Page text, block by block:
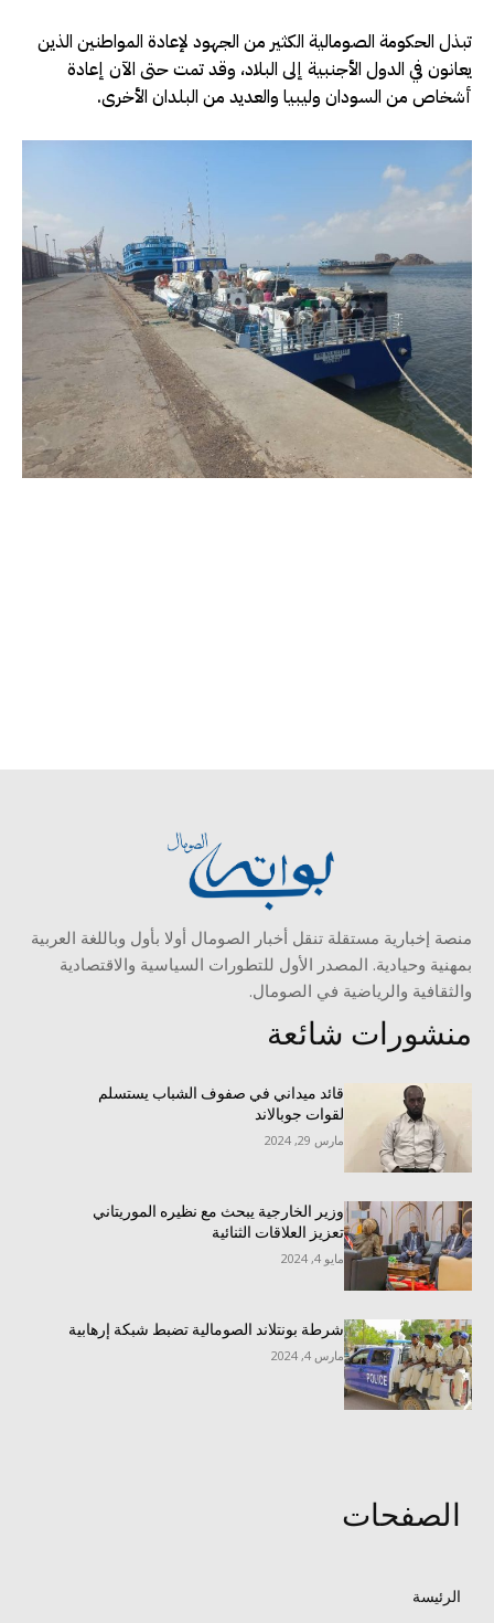
تبذل الحكومة الصومالية الكثير من الجهود لإعادة المواطنين الذين
يعانون في الدول الأجنبية إلى البلاد، وقد تمت حتى الآن إعادة
أشخاص من السودان وليبيا والعديد من البلدان الأخرى.
منصة إخبارية مستقلة تنقل أخبار الصومال أولا بأول وباللغة العربية
بمهنية وحيادية. المصدر الأول للتطورات السياسية والاقتصادية
والثقافية والرياضية في الصومال.
منشورات شائعة
قائد ميداني في صفوف الشباب يستسلم
لقوات جوبالاند
مارس 29, 2024
وزير الخارجية يبحث مع نظيره الموريتاني
تعزيز العلاقات الثنائية
مايو 4, 2024
شرطة بونتلاند الصومالية تضبط شبكة إرهابية
مارس 4, 2024
الصفحات
الرئيسة